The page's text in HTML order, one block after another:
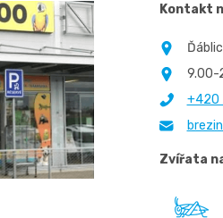
Kontakt
9.00-
+420
Zvířata